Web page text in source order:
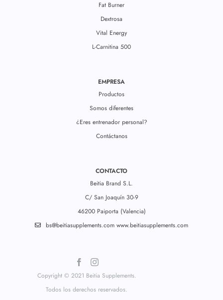
Fat Burner
Dextrosa
Vital Energy
L-Carnitina 500
EMPRESA
Productos
Somos diferentes
¿Eres entrenador personal?
Contáctanos
CONTACTO
Beitia Brand S.L.
C/ San Joaquín 30-9
46200 Paiporta (Valencia)
bs@beitiasupplements.com www.beitiasupplements.com
Copyright © 2021 Beitia Supplements.
Todos los derechos reservados.